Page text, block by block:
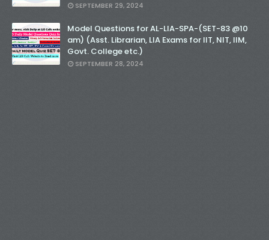
SEPTEMBER 29, 2024
Model Questions for AL-LIA-SPA-(SET-83 @10
am) (Asst. Librarian, LIA Exams for IIT, NIT, IIM,
Govt. College etc.)
SEPTEMBER 28, 2024